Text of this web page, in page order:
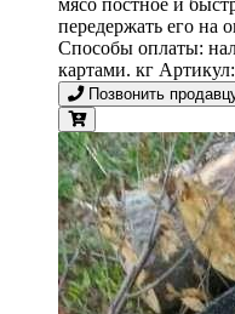
передержать его на
Способы оплаты:
картами. кг
Позвонить